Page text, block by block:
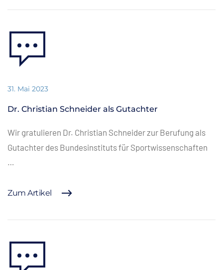
31. Mai 2023
Dr. Christian Schneider als Gutachter
Wir gratulieren Dr. Christian Schneider zur Berufung als
Gutachter des Bundesinstituts für Sportwissenschaften
…
Zum Artikel